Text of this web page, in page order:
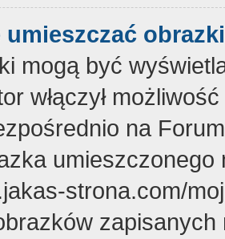
umieszczać
mogą być
włączył
na
strona.com/